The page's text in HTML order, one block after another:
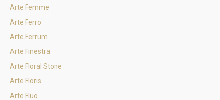
Arte Femme
Arte Ferro
Arte Ferrum
Arte Finestra
Arte Floral Stone
Arte Floris
Arte Fluo